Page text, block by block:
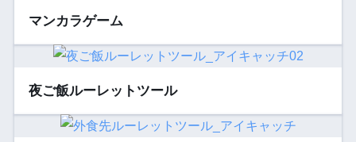
マンカラゲーム
夜ご飯ルーレットツール